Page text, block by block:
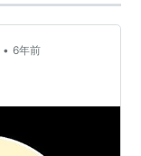
• 6年前